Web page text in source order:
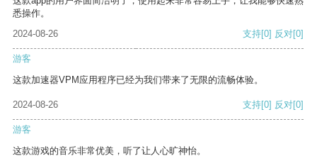
悉操作。
2024-08-26
支持[0] 反对[0]
游客
这款加速器VPM应用程序已经为我们带来了无限的流畅体验。
2024-08-26 支持[0] 反对[0]
游客
这款游戏的音乐非常优美，听了让人心旷神怡。